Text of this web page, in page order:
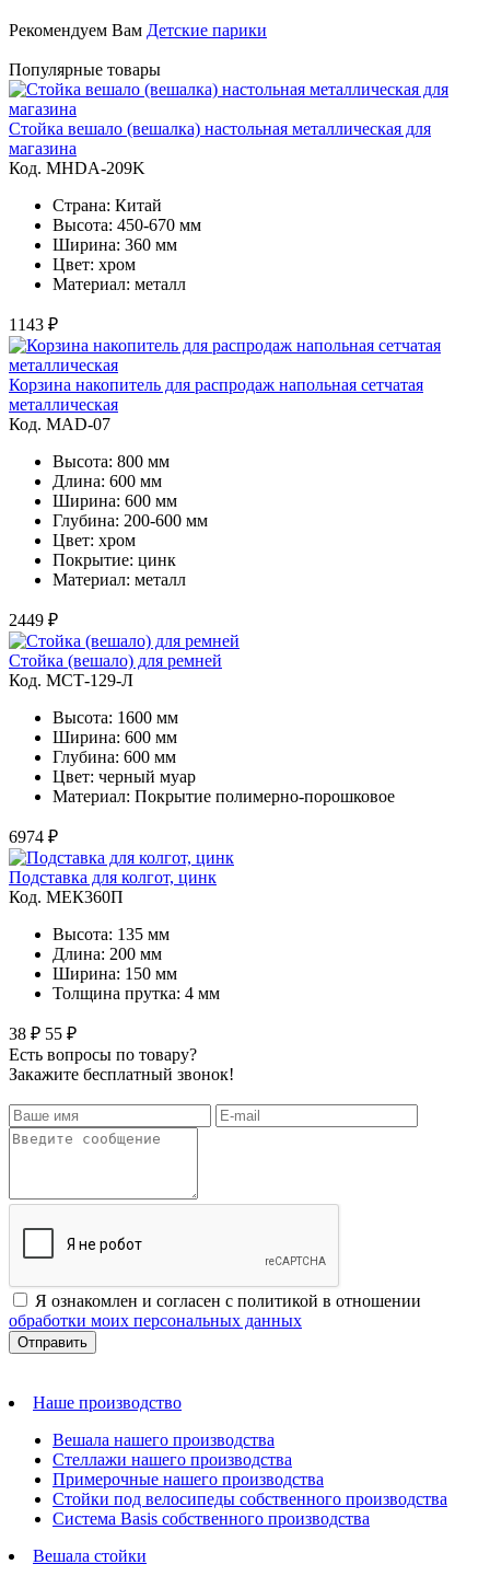
Рекомендуем Вам Детские парики
Популярные товары
Стойка вешало (вешалка) настольная металлическая для
магазина
Код. MHDA-209K
Страна: Китай
Высота: 450-670 мм
Ширина: 360 мм
Цвет: хром
Материал: металл
1143 ₽
Корзина накопитель для распродаж напольная сетчатая
металлическая
Код. MAD-07
Высота: 800 мм
Длина: 600 мм
Ширина: 600 мм
Глубина: 200-600 мм
Цвет: хром
Покрытие: цинк
Материал: металл
2449 ₽
Стойка (вешало) для ремней
Код. MСТ-129-Л
Высота: 1600 мм
Ширина: 600 мм
Глубина: 600 мм
Цвет: черный муар
Материал: Покрытие полимерно-порошковое
6974 ₽
Подставка для колгот, цинк
Код. MЕК360П
Высота: 135 мм
Длина: 200 мм
Ширина: 150 мм
Толщина прутка: 4 мм
38 ₽ 55 ₽
Есть вопросы по товару?
Закажите бесплатный звонок!
Я ознакомлен и согласен с политикой в отношении
обработки моих персональных данных
Наше производство
Вешала нашего производства
Стеллажи нашего производства
Примерочные нашего производства
Стойки под велосипеды собственного производства
Система Basis собственного производства
Вешала стойки